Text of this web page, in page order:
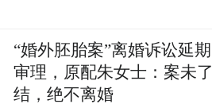
“婚外胚胎案”离婚诉讼延期
审理，原配朱女士：案未了
结，绝不离婚